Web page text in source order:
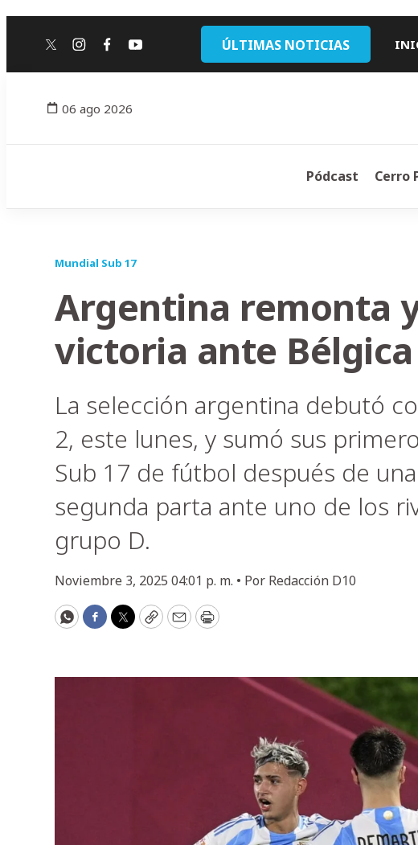
twitterinstagram
facebook
youtube ÚLTIMAS NOTICIAS
06 ago 2026
Pódcast Cerro
Mundial Sub 17
Argentina remonta
victoria ante
La selección argentina debutó
2, este lunes, y sumó sus
Sub 17 de fútbol después de
segunda parta ante uno de los
grupo D.
Noviembre 3, 2025 04:01 p. m. • Por Redacción D10
WhatsApp
Facebook
Twitter
CopyEmailPrint